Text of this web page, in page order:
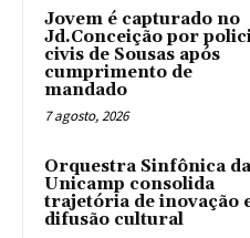
Jovem é capturado no
Jd.Conceição por
civis de Sousas após
cumprimento de
mandado
7 agosto, 2026
Orquestra Sinfônica da
Unicamp consolida
trajetória de inovação
difusão cultural